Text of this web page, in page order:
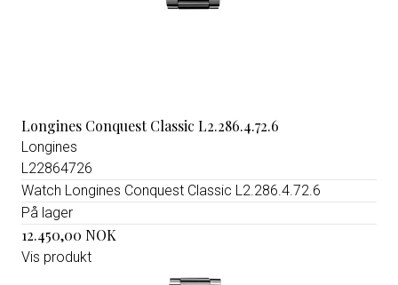
Longines Conquest Classic L2.286.4.72.6
Longines
L22864726
Watch Longines Conquest Classic L2.286.4.72.6
På lager
12.450,00 NOK
Vis produkt